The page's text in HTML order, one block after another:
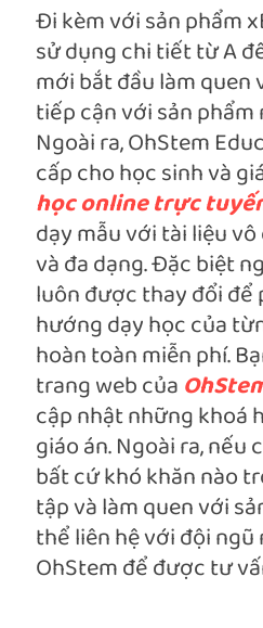
Đi kèm với sản phẩm
sử dụng chi tiết từ A
mới bắt đầu làm
tiếp cận với sản
Ngoài ra, OhStem
cấp cho học sinh và
học online trực
dạy mẫu với tài liệu
và đa dạng. Đặc biệt
luôn được thay đổi để
hướng dạy học của
hoàn toàn miễn phí.
trang web của
cập nhật những khoá
giáo án. Ngoài ra, nếu
bất cứ khó khăn nào
tập và làm quen với
thể liên hệ với đội ngũ
OhStem để được tư